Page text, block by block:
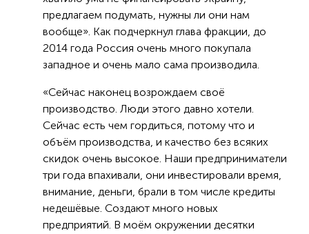
предлагаем подумать, нужны ли они нам
вообще». Как подчеркнул глава фракции, до
2014 года Россия очень много покупала
западное и очень мало сама производила.
«Сейчас наконец возрождаем своё
производство. Люди этого давно хотели.
Сейчас есть чем гордиться, потому что и
объём производства, и качество без всяких
скидок очень высокое. Наши предприниматели
три года впахивали, они инвестировали время,
внимание, деньги, брали в том числе кредиты
недешёвые. Создают много новых
предприятий. В моём окружении десятки